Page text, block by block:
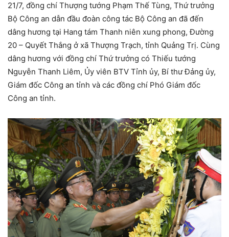
21/7, đồng chí Thượng tướng Phạm Thế Tùng, Thứ trưởng
Bộ Công an dẫn đầu đoàn công tác Bộ Công an đã đến
dâng hương tại Hang tám Thanh niên xung phong, Đường
20 – Quyết Thắng ở xã Thượng Trạch, tỉnh Quảng Trị. Cùng
dâng hương với đồng chí Thứ trưởng có Thiếu tướng
Nguyễn Thanh Liêm, Ủy viên BTV Tỉnh ủy, Bí thư Đảng ủy,
Giám đốc Công an tỉnh và các đồng chí Phó Giám đốc
Công an tỉnh.